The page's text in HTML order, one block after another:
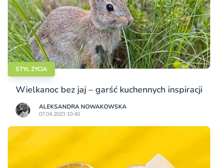
STYL ŻYCIA
Wielkanoc bez jaj – garść kuchennych inspiracji
ALEKSANDRA NOWAKOWSKA
07.04.2023 10:40